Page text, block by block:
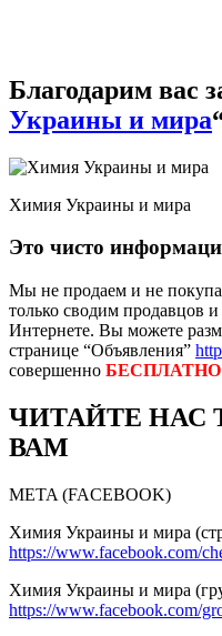
Благодарим вас
Украины и мира
Химия Украины и мира
Это чисто
Мы не продаем и не
только сводим продавцов
Интернете. Вы можете
странице “Объявления”
совершенно БЕСПЛАТНО
ЧИТАЙТЕ НАС
ВАМ
META (FACEBOOK)
Химия Украины и мира
https://www.facebook.com/
Химия Украины и мира
https://www.facebook.com/